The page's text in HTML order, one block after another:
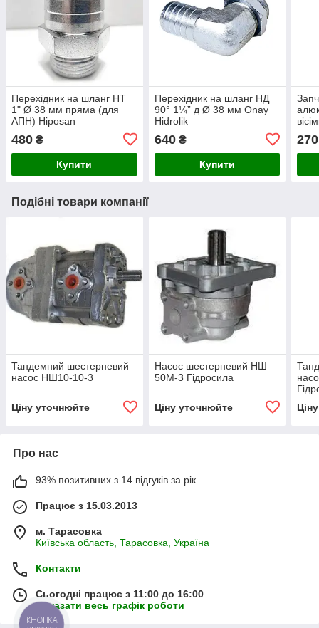
Перехідник на шланг НТ
1" Ø 38 мм пряма (для
АПН) Hiposan
480 ₴
Купити
Перехідник на шланг НД
90° 1¼” д Ø 38 мм Onay
Hidrolik
640₴
Купити
270
Подібні товари компанії
Тандемний шестерневий
насос НШ10-10-3
Ціну уточнюйте
Насос шестерневий НШ
50М-3 Гідросила
Ціну уточнюйте
Про нас
93% позитивних з 14 відгуків за рік
Працює з 15.03.2013
м. Тарасовка
Київська область, Тарасовка, Україна
Контакти
Сьогодні працює з 11:00 до 16:00
Показати весь графік роботи
КНОПКА